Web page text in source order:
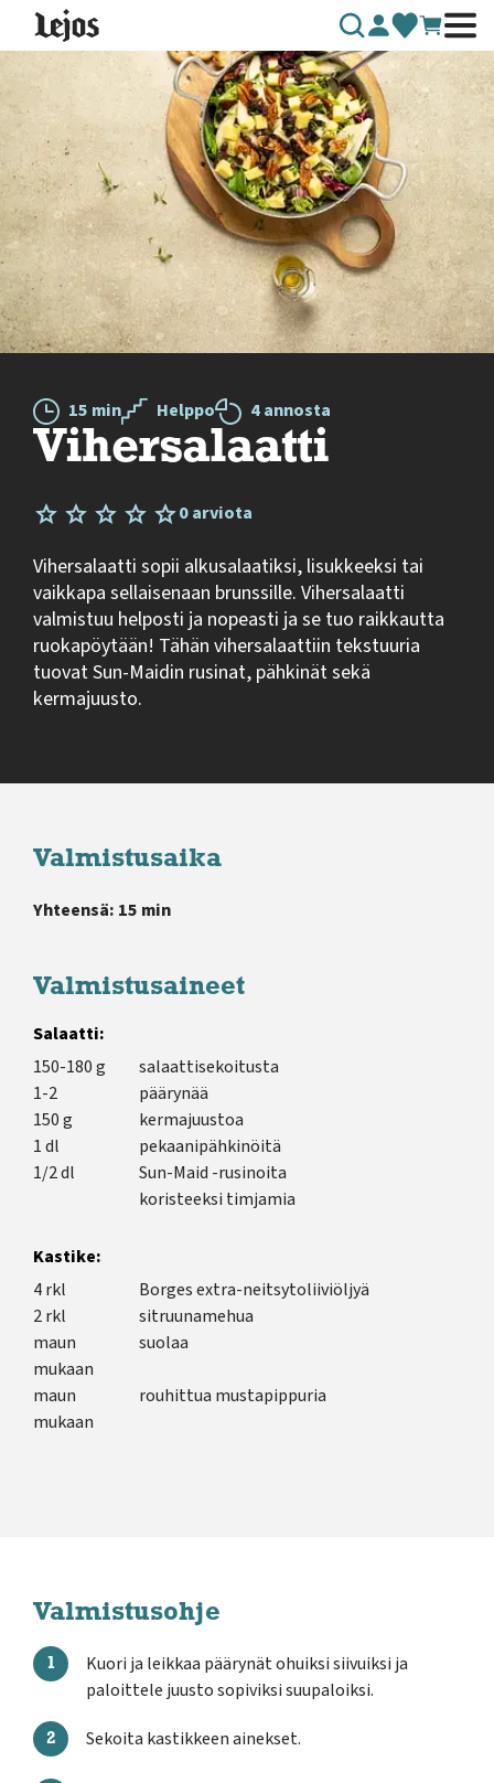
Siirry sisältöön
15 min Helppo 4 annosta
Vihersalaatti
0 arviota
Vihersalaatti sopii alkusalaatiksi, lisukkeeksi tai
vaikkapa sellaisenaan brunssille. Vihersalaatti
valmistuu helposti ja nopeasti ja se tuo raikkautta
ruokapöytään! Tähän vihersalaattiin tekstuuria
tuovat Sun-Maidin rusinat, pähkinät sekä
kermajuusto.
Valmistusaika
Yhteensä: 15 min
Valmistusaineet
Salaatti:
150-180 g
salaattisekoitusta
1-2
päärynää
150 g
kermajuustoa
1 dl
pekaanipähkinöitä
1/2 dl
Sun-Maid -rusinoita
koristeeksi timjamia
Kastike:
4 rkl
Borges extra-neitsytoliiviöljyä
2 rkl
sitruunamehua
maun
mukaan
suolaa
maun
mukaan
rouhittua mustapippuria
Valmistusohje
Kuori ja leikkaa päärynät ohuiksi siivuiksi ja
paloittele juusto sopiviksi suupaloiksi.
Sekoita kastikkeen ainekset.